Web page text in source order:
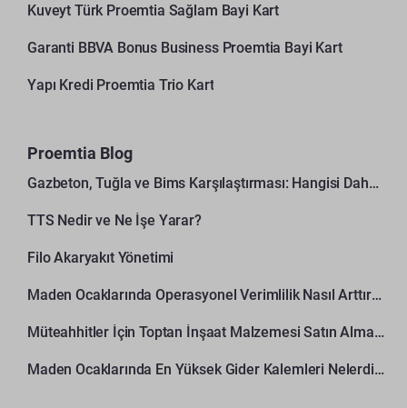
Kuveyt Türk Proemtia Sağlam Bayi Kart
Garanti BBVA Bonus Business Proemtia Bayi Kart
Yapı Kredi Proemtia Trio Kart
Proemtia Blog
Gazbeton, Tuğla ve Bims Karşılaştırması: Hangisi Daha Avantajlı?
TTS Nedir ve Ne İşe Yarar?
Filo Akaryakıt Yönetimi
Maden Ocaklarında Operasyonel Verimlilik Nasıl Arttırılır?
Müteahhitler İçin Toptan İnşaat Malzemesi Satın Alma Rehberi
Maden Ocaklarında En Yüksek Gider Kalemleri Nelerdir?